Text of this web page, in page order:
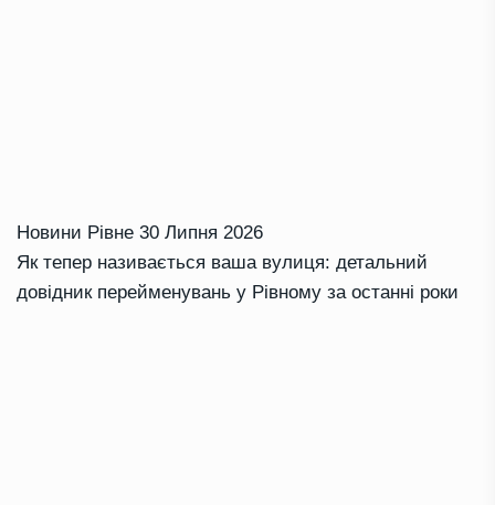
Новини Рівне 30 Липня 2026
Як тепер називається ваша вулиця: детальний
довідник перейменувань у Рівному за останні роки